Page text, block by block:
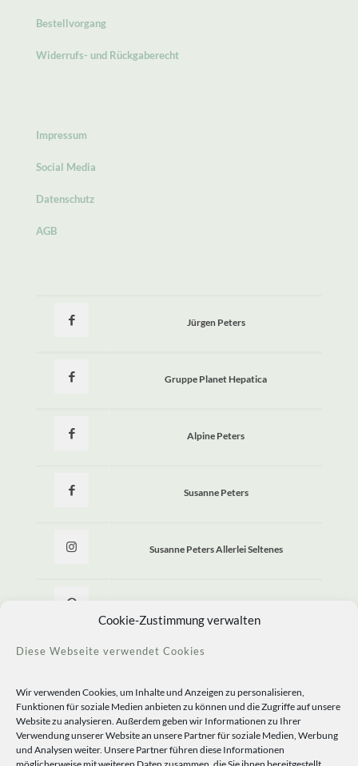
Cookie-Zustimmung verwalten
Diese Webseite verwendet Cookies
Wir verwenden Cookies, um Inhalte und Anzeigen zu personalisieren,
Funktionen für soziale Medien anbieten zu können und die Zugriffe auf unsere
Website zu analysieren. Außerdem geben wir Informationen zu Ihrer
Verwendung unserer Website an unsere Partner für soziale Medien, Werbung
und Analysen weiter. Unsere Partner führen diese Informationen
Bestellvorgang
Widerrufs- und Rückgaberecht
Impressum
Social Media
Datenschutz
AGB
Jürgen Peters
Gruppe Planet Hepatica
Alpine Peters
Susanne Peters
Susanne Peters Allerlei Seltenes